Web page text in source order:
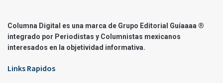
Columna Digital es una marca de Grupo Editorial Guíaaaa ®
integrado por Periodistas y Columnistas mexicanos
interesados en la objetividad informativa.
Links Rapidos